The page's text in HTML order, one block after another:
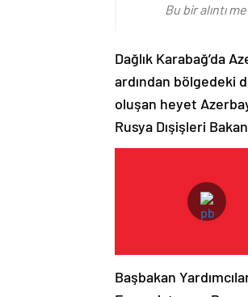
Bu bir alıntı
Dağlık Karabağ’da
ardından bölgedeki
oluşan heyet
Rusya Dışişleri
Başbakan